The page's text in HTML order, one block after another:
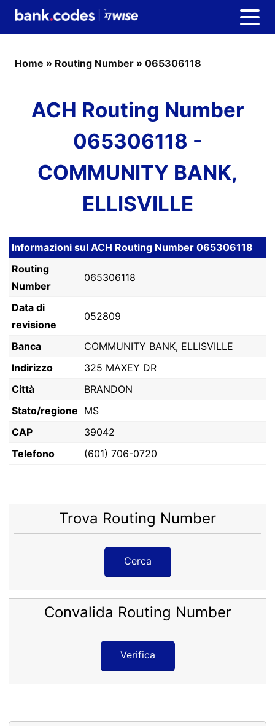
Home » Routing Number » 065306118
ACH Routing Number
065306118 -
COMMUNITY BANK,
ELLISVILLE
Informazioni sul ACH Routing Number 065306118
Routing
Number
065306118
Data di
revisione
052809
Banca
COMMUNITY BANK, ELLISVILLE
Indirizzo
325 MAXEY DR
Città
BRANDON
Stato/regione MS
CAP
39042
Telefono
(601) 706-0720
Trova Routing Number
Cerca
Convalida Routing Number
Verifica